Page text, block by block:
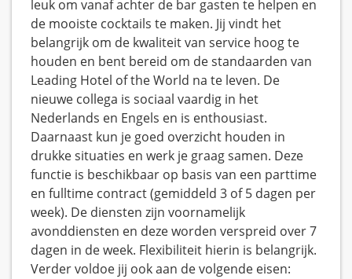
leuk om vanaf achter de bar gasten te helpen en
de mooiste cocktails te maken. Jij vindt het
belangrijk om de kwaliteit van service hoog te
houden en bent bereid om de standaarden van
Leading Hotel of the World na te leven. De
nieuwe collega is sociaal vaardig in het
Nederlands en Engels en is enthousiast.
Daarnaast kun je goed overzicht houden in
drukke situaties en werk je graag samen. Deze
functie is beschikbaar op basis van een parttime
en fulltime contract (gemiddeld 3 of 5 dagen per
week). De diensten zijn voornamelijk
avonddiensten en deze worden verspreid over 7
dagen in de week. Flexibiliteit hierin is belangrijk.
Verder voldoe jij ook aan de volgende eisen: